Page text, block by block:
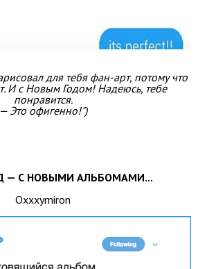
для тебя фан-арт, потому что
И с Новым Годом! Надеюсь, тебе
понравится.
— Это офигенно!")
— С НОВЫМИ АЛЬБОМАМИ...
Oxxxymiron